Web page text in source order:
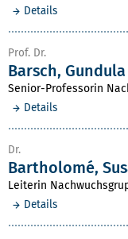
Details
Prof. Dr.
Barsch, Gundula
Senior-Professorin
Details
Dr.
Bartholomé,
Leiterin
Details